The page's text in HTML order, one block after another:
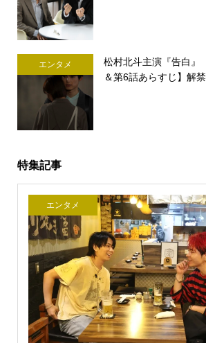
エンタメ
松村北斗主演『告白
＆第6話あらすじ】解
特集記事
エンタメ